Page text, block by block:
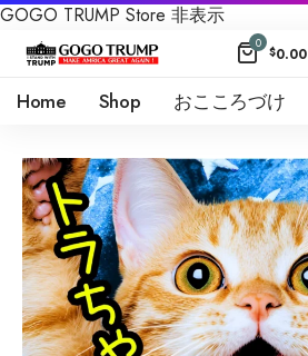
GOGO TRUMP Store 非表示
0
$0.00
Home Shop おこころづけ